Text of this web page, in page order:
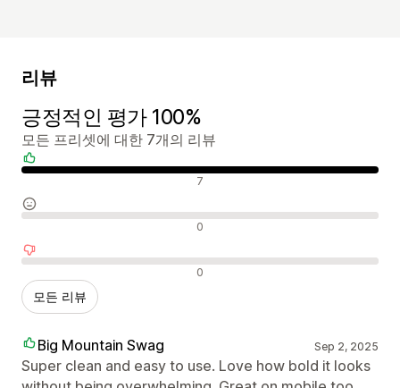
리뷰
긍정적인 평가 100%
모든 프리셋에 대한 7개의 리뷰
긍정적인 리뷰 7
중립적인 리뷰 0
부정적인 리뷰 0
모든 리뷰
Big Mountain Swag Sep 2, 2025
Super clean and easy to use. Love how bold it looks